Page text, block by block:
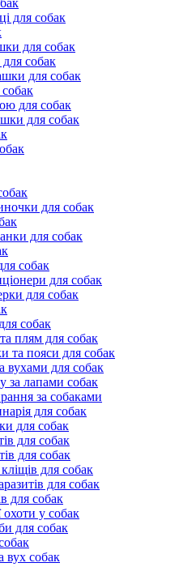
для собак
для собак
собак
для собак
для собак
для собак
для собак
для собак
собак
для собак
для собак
собак
плям для собак
та пояси для собак
вухами для собак
за лапами собак
за собаками
для собак
для собак
для собак
для собак
для собак
для собак
для собак
охоти у собак
для собак
вух собак